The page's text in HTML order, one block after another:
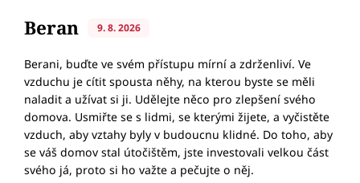
Beran 9. 8. 2026
Berani, buďte ve svém přístupu mírní a zdrženliví. Ve
vzduchu je cítit spousta něhy, na kterou byste se měli
naladit a užívat si ji. Udělejte něco pro zlepšení svého
domova. Usmiřte se s lidmi, se kterými žijete, a vyčistěte
vzduch, aby vztahy byly v budoucnu klidné. Do toho, aby
se váš domov stal útočištěm, jste investovali velkou část
svého já, proto si ho važte a pečujte o něj.